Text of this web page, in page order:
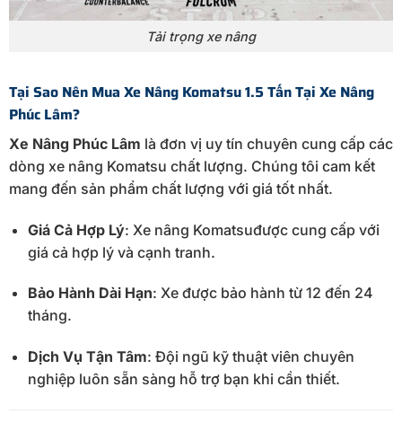
Tải trọng xe nâng
Tại Sao Nên Mua Xe Nâng Komatsu1.5TấnTại Xe Nâng
Phúc Lâm?
Xe Nâng Phúc Lâm là đơn vị uy tín chuyên cung cấp các
dòng xe nâng Komatsu chất lượng. Chúng tôi cam kết
mang đến sản phẩm chất lượng với giá tốt nhất.
Giá Cả Hợp Lý: Xe nâng Komatsuđược cung cấp với
giá cả hợp lý và cạnh tranh.
Bảo Hành Dài Hạn: Xe được bảo hành từ 12 đến 24
tháng.
Dịch Vụ Tận Tâm: Đội ngũ kỹ thuật viên chuyên
nghiệp luôn sẵn sàng hỗ trợ bạn khi cần thiết.